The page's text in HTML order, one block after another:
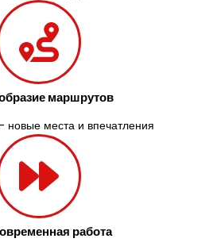
маршрутов
места и впечатления
работа